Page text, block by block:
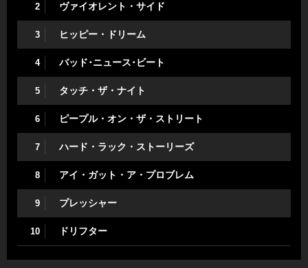
2 ヴァイオレント・サイド
3 ヒッピー・ドリーム
4 バッド･ニュース･ビート
5 タッチ・ザ・ナイト
6 ピープル・オン・ザ・ストリート
7 ハード・ラック・ストーリーズ
8 アイ・ガット・ア・プロブレム
9 プレッシャー
10 ドリフター